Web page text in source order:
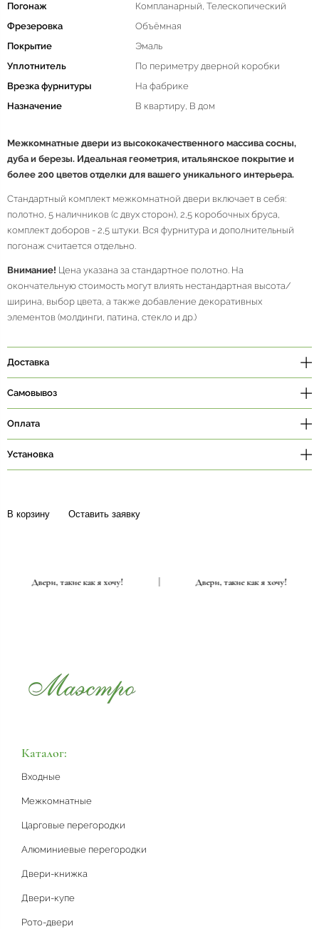
Погонаж
Компланарный, Телескопический
Фрезеровка
Объёмная
Покрытие
Эмаль
Уплотнитель
По периметру дверной коробки
Врезка фурнитуры
На фабрике
Назначение
В квартиру, В дом
Межкомнатные двери из высококачественного массива сосны,
дуба и березы. Идеальная геометрия, итальянское покрытие и
более 200 цветов отделки для вашего уникального интерьера.
Стандартный комплект межкомнатной двери включает в себя:
полотно, 5 наличников (с двух сторон), 2,5 коробочных бруса,
комплект доборов - 2,5 штуки. Вся фурнитура и дополнительный
погонаж считается отдельно.
Внимание! Цена указана за стандартное полотно. На
окончательную стоимость могут влиять нестандартная высота/
ширина, выбор цвета, а также добавление декоративных
элементов (молдинги, патина, стекло и др.)
Доставка
Самовывоз
Оплата
Установка
В корзину Оставить заявку
Двери, такие как я хочу! Двери, такие как я хочу!
Каталог:
Входные
Межкомнатные
Царговые перегородки
Алюминиевые перегородки
Двери-книжка
Двери-купе
Рото-двери